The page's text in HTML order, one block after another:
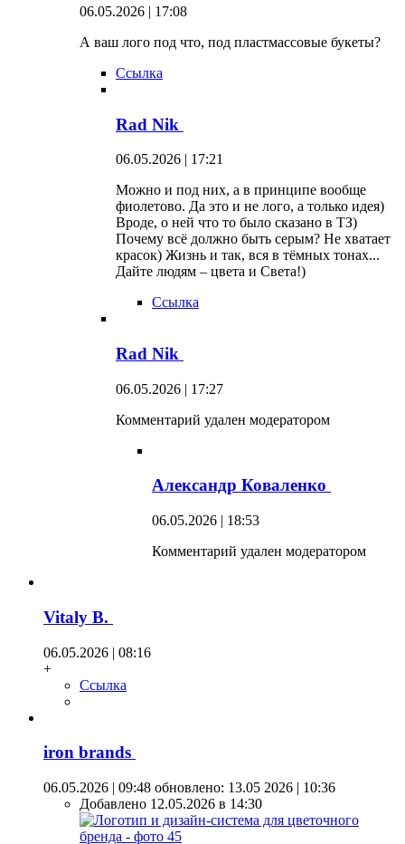
06.05.2026 | 17:08
А ваш лого под что, под пластмассовые букеты?
Ссылка
Rad Nik
06.05.2026 | 17:21
Можно и под них, а в принципе вообще
фиолетово. Да это и не лого, а только идея)
Вроде, о ней что то было сказано в ТЗ)
Почему всё должно быть серым? Не хватает
красок) Жизнь и так, вся в тёмных тонах...
Дайте людям – цвета и Света!)
Ссылка
Rad Nik
06.05.2026 | 17:27
Комментарий удален модератором
Александр Коваленко
06.05.2026 | 18:53
Комментарий удален модератором
Vitaly B.
06.05.2026 | 08:16
+
Ссылка
iron brands
06.05.2026 | 09:48 обновлено: 13.05 2026 | 10:36
Добавлено 12.05.2026 в 14:30